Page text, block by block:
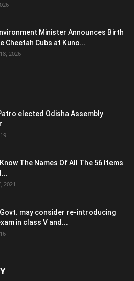
Minister Announces Birth
Cheetah Cubs at Kuno...
2026
elected Odisha Assembly
The Names Of All The 56 Items
2021
may consider re-introducing
in class V and...